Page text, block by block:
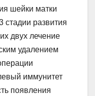
шейки матки
стадии развития
двух лечение
удалением
иммунитет
появления